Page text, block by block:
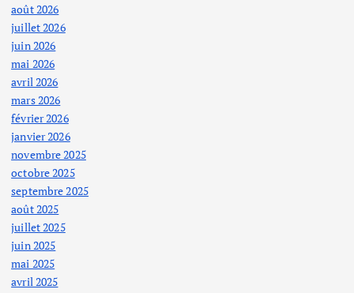
août 2026
juillet 2026
juin 2026
mai 2026
avril 2026
mars 2026
février 2026
janvier 2026
novembre 2025
octobre 2025
septembre 2025
août 2025
juillet 2025
juin 2025
mai 2025
avril 2025